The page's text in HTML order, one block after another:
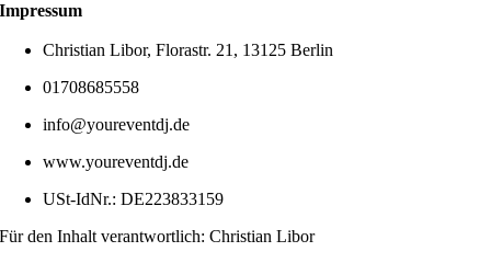
Impressum
Christian Libor, Florastr. 21, 13125 Berlin
01708685558
info@youreventdj.de
www.youreventdj.de
USt-IdNr.: DE223833159
Für den Inhalt verantwortlich: Christian Libor